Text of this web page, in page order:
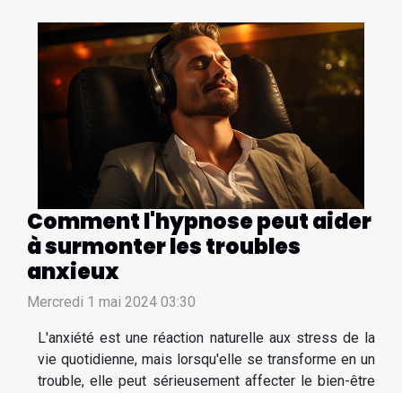
Comment l'hypnose peut aider
à surmonter les troubles
anxieux
Mercredi 1 mai 2024 03:30
L'anxiété est une réaction naturelle aux stress de la
vie quotidienne, mais lorsqu'elle se transforme en un
trouble, elle peut sérieusement affecter le bien-être